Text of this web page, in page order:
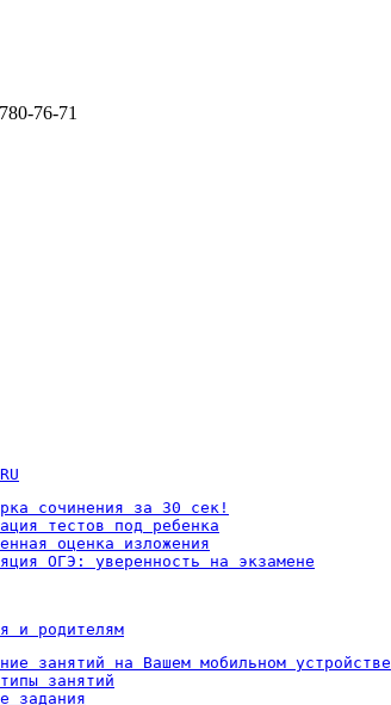
76-71
сочинения за 30 сек!
тестов под ребенка
оценка изложения
ОГЭ: уверенность на экзамене
и родителям
занятий на Вашем мобильном устройстве
занятий
задания